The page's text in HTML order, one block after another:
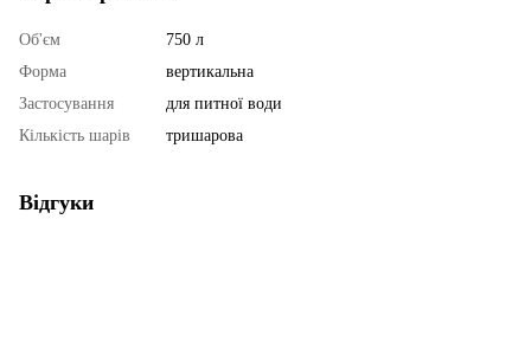
Об'єм
750 л
Форма
вертикальна
Застосування
для питної води
Кількість шарів
тришарова
Відгуки